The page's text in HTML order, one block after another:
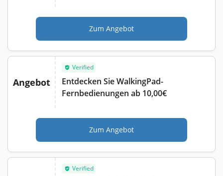
Zum Angebot
Angebot
Verified
Entdecken Sie WalkingPad-
Fernbedienungen ab 10,00€
Zum Angebot
Verified